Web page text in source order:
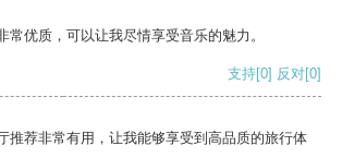
常优质，可以让我尽情享受音乐的魅力。
支持[0] 反对[0]
推荐非常有用，让我能够享受到高品质的旅行体